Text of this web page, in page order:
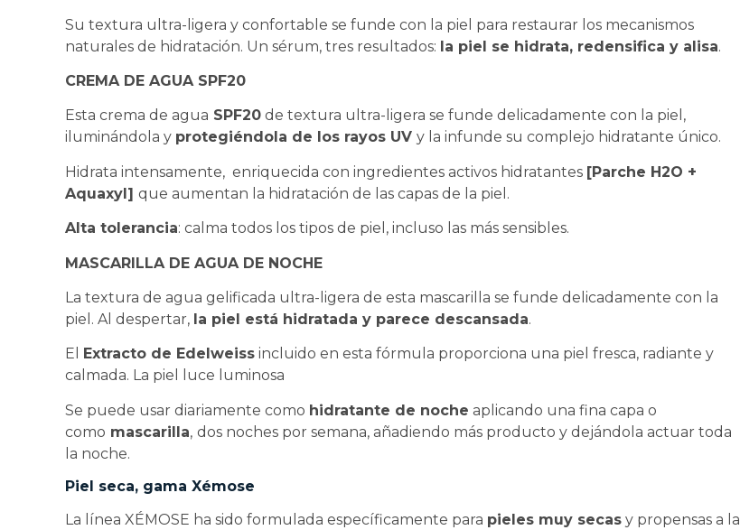
Su textura ultra-ligera y confortable se funde con la piel para restaurar los mecanismos
naturales de hidratación. Un sérum, tres resultados: la piel se hidrata, redensifica y alisa.
CREMA DE AGUA SPF20
Esta crema de agua SPF20 de textura ultra-ligera se funde delicadamente con la piel,
iluminándola y protegiéndola de los rayos UV y la infunde su complejo hidratante único.
Hidrata intensamente, enriquecida con ingredientes activos hidratantes [Parche H2O +
Aquaxyl] que aumentan la hidratación de las capas de la piel.
Alta tolerancia: calma todos los tipos de piel, incluso las más sensibles.
MASCARILLA DE AGUA DE NOCHE
La textura de agua gelificada ultra-ligera de esta mascarilla se funde delicadamente con la
piel. Al despertar, la piel está hidratada y parece descansada.
El Extracto de Edelweiss incluido en esta fórmula proporciona una piel fresca, radiante y
calmada. La piel luce luminosa
Se puede usar diariamente como hidratante de noche aplicando una fina capa o
como mascarilla, dos noches por semana, añadiendo más producto y dejándola actuar toda
la noche.
Piel seca, gama Xémose
La línea XÉMOSE ha sido formulada específicamente para pieles muy secas y propensas a la